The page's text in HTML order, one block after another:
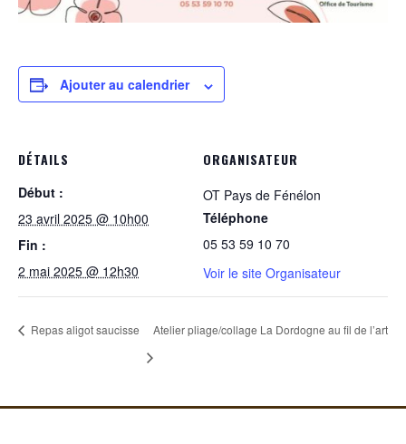
Ajouter au calendrier
DÉTAILS
Début :
23 avril 2025 @ 10h00
Fin :
2 mai 2025 @ 12h30
ORGANISATEUR
OT Pays de Fénélon
Téléphone
05 53 59 10 70
Voir le site Organisateur
Repas aligot saucisse Atelier pliage/collage La Dordogne au fil de l’art